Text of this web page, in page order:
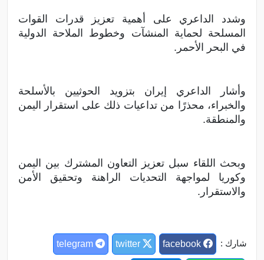
وشدد الداعري على أهمية تعزيز قدرات القوات
المسلحة لحماية المنشآت وخطوط الملاحة الدولية
في البحر الأحمر.
وأشار الداعري إيران بتزويد الحوثيين بالأسلحة
والخبراء، محذرًا من تداعيات ذلك على استقرار اليمن
والمنطقة.
وبحث اللقاء سبل تعزيز التعاون المشترك بين اليمن
وكوريا لمواجهة التحديات الراهنة وتحقيق الأمن
والاستقرار.
شارك :